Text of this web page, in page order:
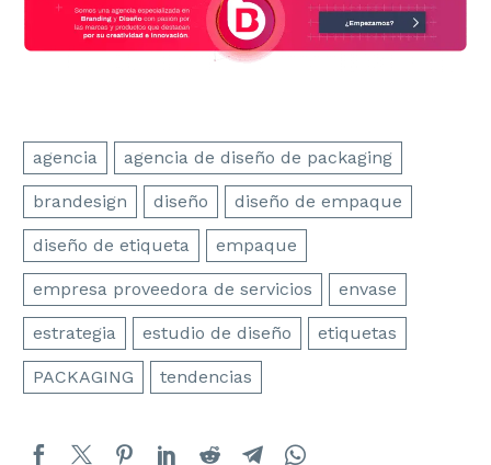
agencia agencia de diseño de packaging
brandesign diseño diseño de empaque
diseño de etiqueta empaque
empresa proveedora de servicios envase
estrategia estudio de diseño etiquetas
PACKAGING tendencias